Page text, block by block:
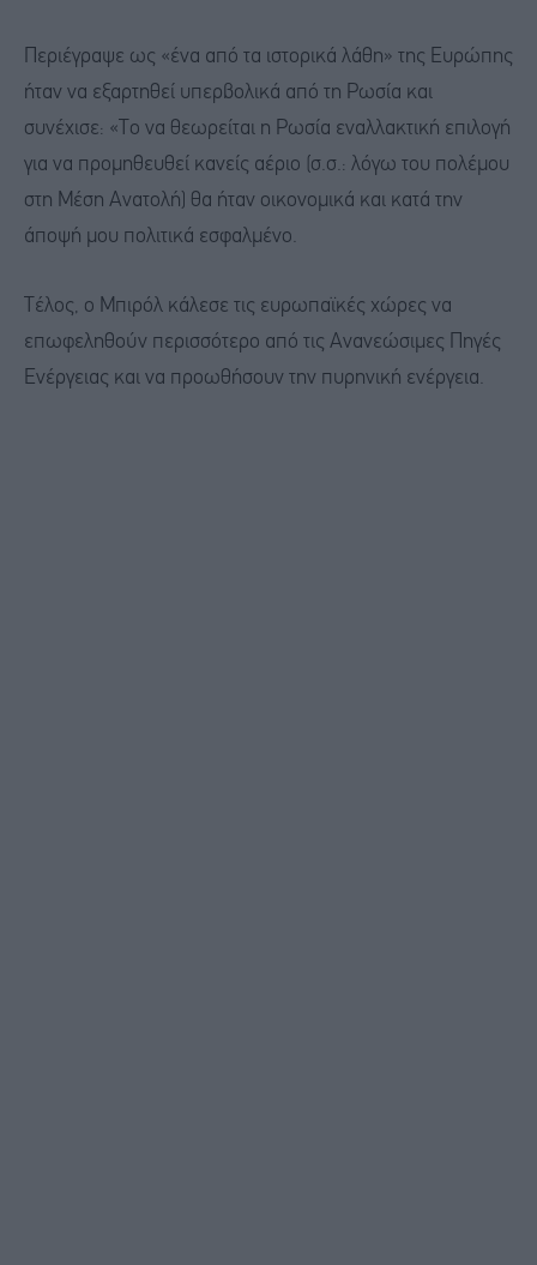
Περιέγραψε ως «ένα από τα ιστορικά λάθη» της Ευρώπης
ήταν να εξαρτηθεί υπερβολικά από τη Ρωσία και
συνέχισε: «Το να θεωρείται η Ρωσία εναλλακτική επιλογή
για να προμηθευθεί κανείς αέριο (σ.σ.: λόγω του πολέμου
στη Μέση Ανατολή) θα ήταν οικονομικά και κατά την
άποψή μου πολιτικά εσφαλμένο.
Τέλος, ο Μπιρόλ κάλεσε τις ευρωπαϊκές χώρες να
επωφεληθούν περισσότερο από τις Ανανεώσιμες Πηγές
Ενέργειας και να προωθήσουν την πυρηνική ενέργεια.